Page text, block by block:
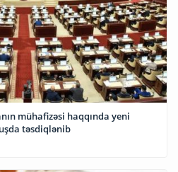
mühafizəsi haqqında yeni
təsdiqlənib